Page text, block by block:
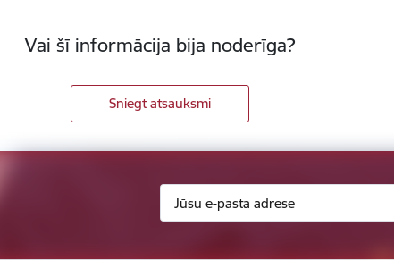
Vai šī informācija bija noderīga?
Sniegt atsauksmi